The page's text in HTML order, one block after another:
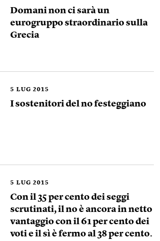
Domani non ci sarà un
eurogruppo straordinario sulla
Grecia
5 LUG 2015
I sostenitori del no festeggiano
5 LUG 2015
Con il 35 per cento dei seggi
scrutinati, il no è ancora in netto
vantaggio con il 61 per cento dei
voti e il sì è fermo al 38 per cento.